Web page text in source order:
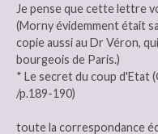
Je pense que cette lettre
(Morny évidemment était
copie aussi au Dr Véron,
bourgeois de Paris.)
* Le secret du coup d'Etat
/p.189-190)
toute la correspondance